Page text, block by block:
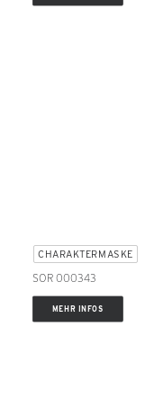
CHARAKTERMASKE
SOR 000343
MEHR INFOS